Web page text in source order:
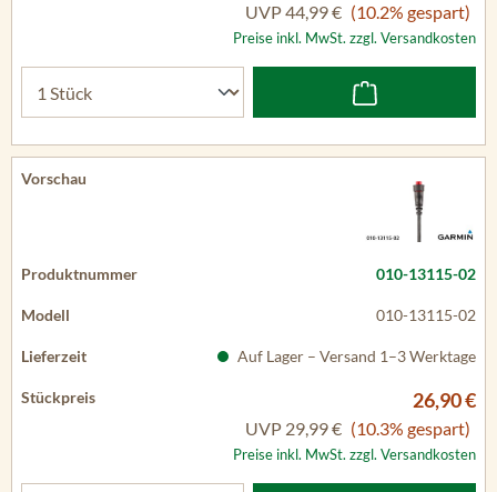
UVP44,99 € (10.2% gespart)
Preise inkl. MwSt. zzgl. Versandkosten
010-13115-02
010-13115-02
Auf Lager – Versand 1–3 Werktage
26,90 €
UVP 29,99 € (10.3% gespart)
Preise inkl. MwSt. zzgl. Versandkosten